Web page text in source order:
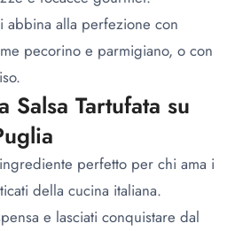
abbina alla perfezione con
pecorino e parmigiano, o con
Salsa Tartufata su
perfetto per chi ama i
della cucina italiana.
e lasciati conquistare dal